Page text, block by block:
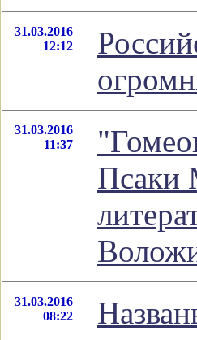
31.03.2016
12:12
31.03.2016
11:37
Псаки
31.03.2016
08:22